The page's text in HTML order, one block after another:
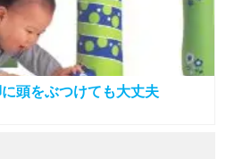
頭をぶつけても大丈夫